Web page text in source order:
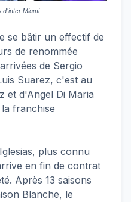
d'inter Miami
se bâtir un effectif de
de renommée
de Sergio
Suarez, c'est au
et d'Angel Di Maria
franchise
plus connu
en fin de contrat
Après 13 saisons
Blanche, le